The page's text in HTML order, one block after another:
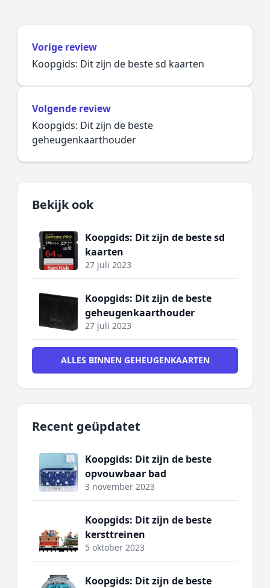
Vorige review
Koopgids: Dit zijn de beste sd kaarten
Volgende review
Koopgids: Dit zijn de beste
geheugenkaarthouder
Bekijk ook
Koopgids: Dit zijn de beste sd
kaarten
27 juli 2023
Koopgids: Dit zijn de beste
geheugenkaarthouder
27 juli 2023
ALLES BINNEN GEHEUGENKAARTEN
Recent geüpdatet
Koopgids: Dit zijn de beste
opvouwbaar bad
3 november 2023
Koopgids: Dit zijn de beste
kersttreinen
5 oktober 2023
Koopgids: Dit zijn de beste